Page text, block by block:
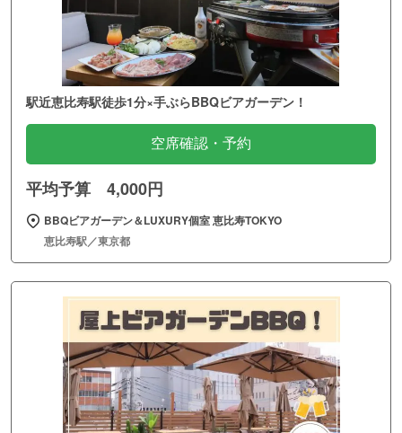
駅近恵比寿駅徒歩1分×手ぶらBBQビアガーデン！
空席確認・予約
平均予算 4,000円
BBQビアガーデン＆LUXURY個室 恵比寿TOKYO
恵比寿駅／東京都